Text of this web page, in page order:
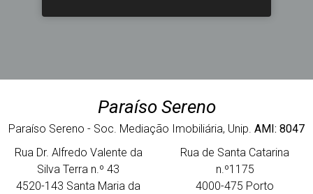
Paraíso Sereno
Paraíso Sereno - Soc. Mediação Imobiliária, Unip. AMI: 8047
Rua Dr. Alfredo Valente da
Silva Terra n.º 43
4520-143 Santa Maria da
Rua de Santa Catarina
n.º1175
4000-475 Porto